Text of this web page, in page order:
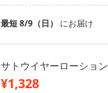
最短 8/9（日） にお届け
サトウイヤーローショ
¥1,328